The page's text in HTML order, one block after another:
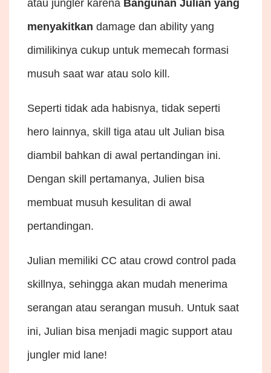
atau jungler karena Bangunan Julian yang
menyakitkan damage dan ability yang
dimilikinya cukup untuk memecah formasi
musuh saat war atau solo kill.
Seperti tidak ada habisnya, tidak seperti
hero lainnya, skill tiga atau ult Julian bisa
diambil bahkan di awal pertandingan ini.
Dengan skill pertamanya, Julien bisa
membuat musuh kesulitan di awal
pertandingan.
Julian memiliki CC atau crowd control pada
skillnya, sehingga akan mudah menerima
serangan atau serangan musuh. Untuk saat
ini, Julian bisa menjadi magic support atau
jungler mid lane!